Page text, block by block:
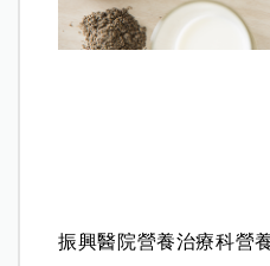
振興醫院營養治療科營